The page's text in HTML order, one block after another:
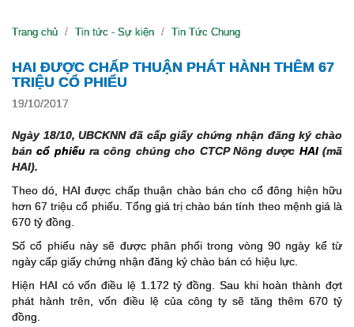
Trang chủ Tin tức - Sự kiện Tin Tức Chung
HAI ĐƯỢC CHẤP THUẬN PHÁT HÀNH THÊM 67
TRIỆU CỔ PHIẾU
19/10/2017
Ngày 18/10, UBCKNN đã cấp giấy chứng nhận đăng ký chào
báncổ phiếura công chúng cho CTCP Nông dược HAI(mã
HAI).
Theo dó, HAI được chấp thuận chào bán cho cổ đông hiện hữu
hơn 67 triệu cổ phiếu. Tổng giá trị chào bán tính theo mệnh giá là
670 tỷ đồng.
Số cổ phiếu này sẽ được phân phối trong vòng 90 ngày kể từ
ngày cấp giấy chứng nhận đăng ký chào bán có hiệu lực.
Hiện HAI có vốn điều lệ 1.172 tỷ đồng. Sau khi hoàn thành đợt
phát hành trên, vốn điều lệ của công ty sẽ tăng thêm 670 tỷ
đồng.